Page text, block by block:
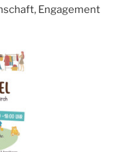
Engagement